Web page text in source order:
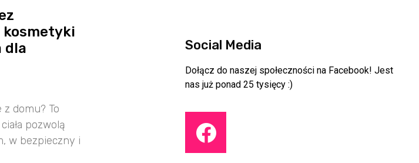
kosmetyki
dla
domu? To
pozwolą
w bezpieczny i
Social Media
Dołącz do naszej społeczności na Facebook! Jest
nas już ponad 25 tysięcy :)